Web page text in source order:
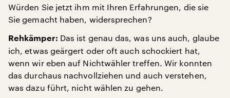
Würden Sie jetzt ihm mit Ihren Erfahrungen, die sie
Sie gemacht haben, widersprechen?
Rehkämper: Das ist genau das, was uns auch, glaube
ich, etwas geärgert oder oft auch schockiert hat,
wenn wir eben auf Nichtwähler treffen. Wir konnten
das durchaus nachvollziehen und auch verstehen,
was dazu führt, nicht wählen zu gehen.